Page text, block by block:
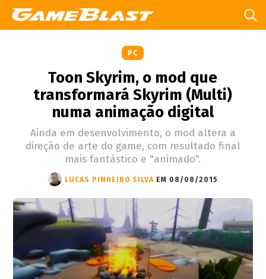
PC
Toon Skyrim, o mod que
transformará Skyrim (Multi)
numa animação digital
Ainda em desenvolvimento, o mod altera a
direção de arte do game, com resultado final
mais fantástico e "animado".
LUCAS PINHEIRO SILVA EM 08/08/2015